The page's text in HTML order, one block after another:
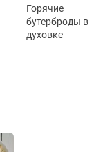
Горячие
бутерброды в
духовке